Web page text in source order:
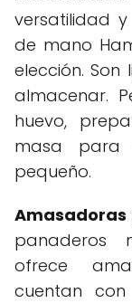
versatilidad
de mano
elección.
almacenar.
huevo,
masa para
pequeño.
Amasadoras
panaderos
ofrece
cuentan